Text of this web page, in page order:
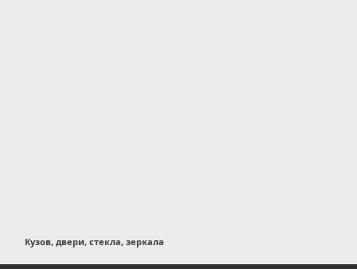
Кузов, двери, стекла, зеркала